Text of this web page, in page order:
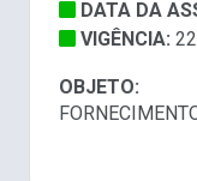
DATA DA
VIGÊNCIA:
OBJETO: